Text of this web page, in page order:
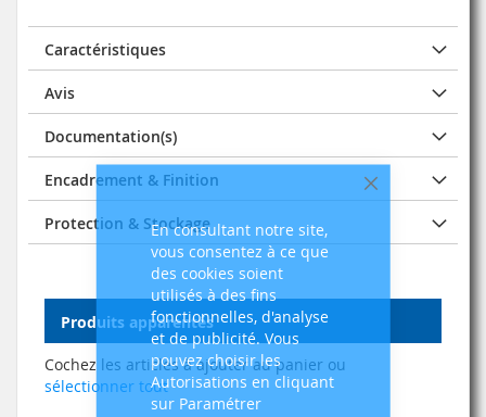
Fermer
En consultant notre site,
vous consentez à ce que
des cookies soient
utilisés à des fins
fonctionnelles, d'analyse
et de publicité. Vous
pouvez choisir les
Autorisations en cliquant
sur Paramétrer
Caractéristiques
Avis
Documentation(s)
Encadrement & Finition
Protection & Stockage
Produits apparentés
Cochez les articles à ajouter au panier ou
sélectionner tout